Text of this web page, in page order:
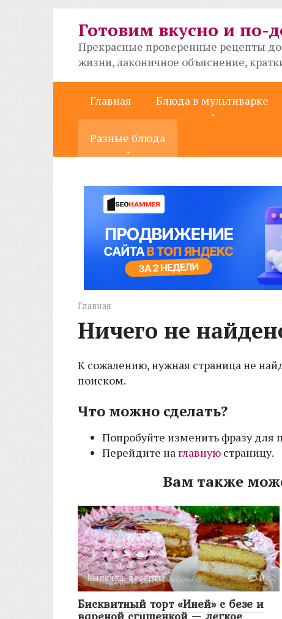
Готовим вкусно и
Прекрасные проверенные рецепты
жизни, лаконичное объяснение,
Главная Блюда в мультиварке
Разные блюда
Главная
Ничего не
К сожалению, нужная страница не
поиском.
Что можно сделать?
Попробуйте изменить фразу для
Перейдите на главную страницу.
Вам также
Выпечка, десерты 0
Бисквитный торт «Иней» с безе и